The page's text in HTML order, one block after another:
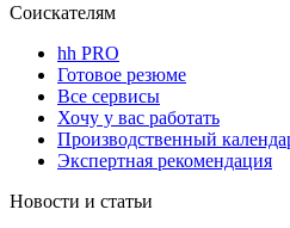
Соискателям
hh PRO
Готовое резюме
Все сервисы
Хочу у вас работать
Производственный
Экспертная рекомендация
Новости и статьи